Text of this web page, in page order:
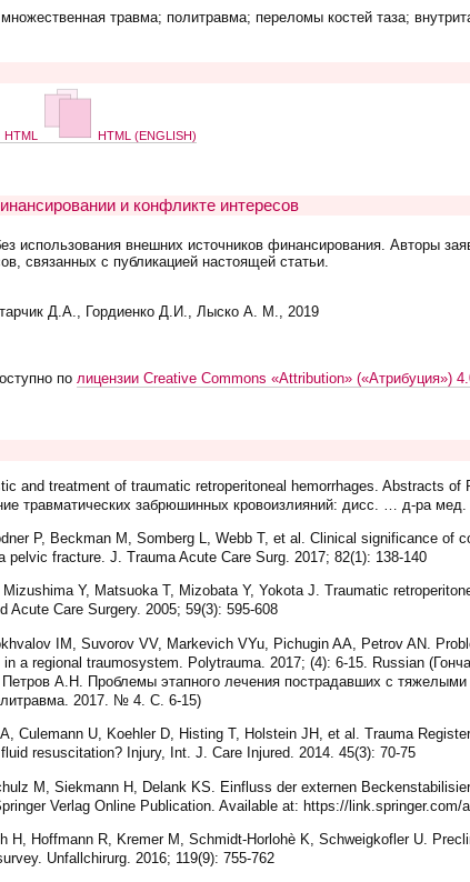
травма; политравма; переломы костей таза;
HTML HTML (ENGLISH)
и конфликте интересов
использования внешних источников финансирования. Авторы
связанных с публикацией настоящей статьи.
Д.А., Гордиенко Д.И., Лыско А. М., 2019
по лицензии Creative Commons «Attribution» («Атрибуция»)
and treatment of traumatic retroperitoneal hemorrhages. Abstracts
травматических забрюшинных кровоизлияний: дисс. … д-ра
P, Beckman M, Somberg L, Webb T, et al. Clinical significance of
pelvic fracture. J. Trauma Acute Care Surg. 2017; 82(1): 138-140
Mizushima Y, Matsuoka T, Mizobata Y, Yokota J. Traumatic
Acute Care Surgery. 2005; 59(3): 595-608
IM, Suvorov VV, Markevich VYu, Pichugin AA, Petrov AN.
in a regional traumosystem. Polytrauma. 2017; (4): 6-15. Russian
А.Н. Проблемы этапного лечения пострадавших с тяжелыми
2017. № 4. С. 6-15)
Culemann U, Koehler D, Histing T, Holstein JH, et al. Trauma
resuscitation? Injury, Int. J. Care Injured. 2014. 45(3): 70-75
M, Siekmann H, Delank KS. Einfluss der externen
Verlag Online Publication. Available at: https://link.springer.com/
H, Hoffmann R, Kremer M, Schmidt-Horlohè K, Schweigkofler U.
Unfallchirurg. 2016; 119(9): 755-762